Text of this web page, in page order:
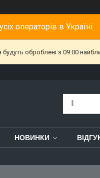
операторів в Україні
оброблені з 09:00
НОВИНКИ